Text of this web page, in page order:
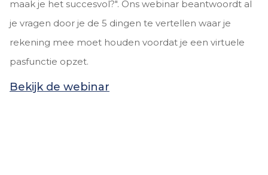
maak je het succesvol?". Ons webinar beantwoordt al
je vragen door je de 5 dingen te vertellen waar je
rekening mee moet houden voordat je een virtuele
pasfunctie opzet.
Bekijk de webinar